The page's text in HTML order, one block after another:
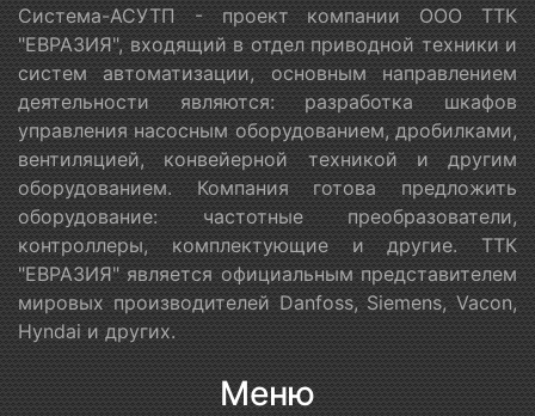
Система-АСУТП - проект компании ООО ТТК
"ЕВРАЗИЯ", входящий в отдел приводной техники и
систем автоматизации, основным направлением
деятельности являются: разработка шкафов
управления насосным оборудованием, дробилками,
вентиляцией, конвейерной техникой и другим
оборудованием. Компания готова предложить
оборудование: частотные преобразователи,
контроллеры, комплектующие и другие. ТТК
"ЕВРАЗИЯ" является официальным представителем
мировых производителей Danfoss, Siemens, Vacon,
Hyndai и других.
Меню